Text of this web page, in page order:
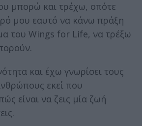
μπορώ και τρέχω, οπότε
μου εαυτό να κάνω πράξη
του Wings for Life, να τρέξω
και έχω γνωρίσει τους
εκεί που
είναι να ζεις μία ζωή